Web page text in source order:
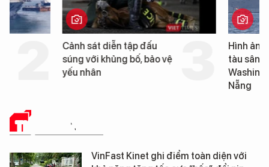
Cảnh sát diễn tập đấu
súng với khủng bố, bảo vệ
Hình ảnh đầu tiên về
tàu sân bay USS
Washington vừa đến
THỊ TRƯỜNG SỐ
VinFast Kinet ghi điểm toàn diện với